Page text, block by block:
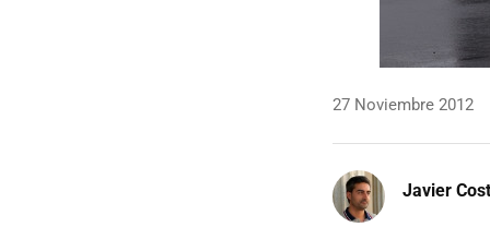
27 Noviembre 2012
Javier